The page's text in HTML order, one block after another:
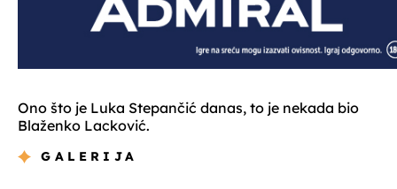
Ono što je Luka Stepančić danas, to je nekada bio
Blaženko Lacković.
GALERIJA